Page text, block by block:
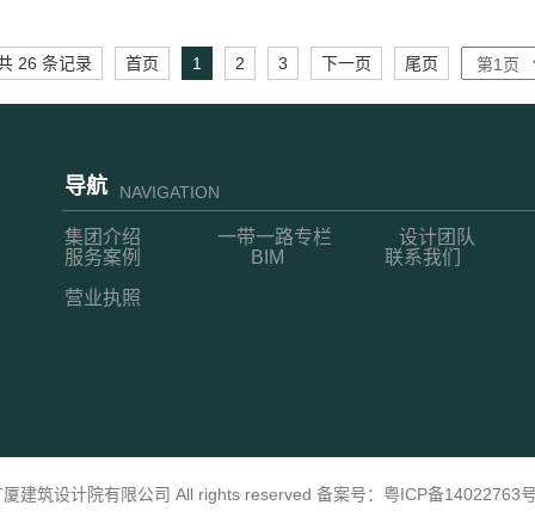
26 条记录 首页 1 2 3 下一页 尾页
导航 NAVIGATION
集团介绍 一带一路专栏
设计团队
服务案例
BIM
联系我们
营业执照
建筑设计院有限公司 All rights reserved 备案号： 粤ICP备14022763